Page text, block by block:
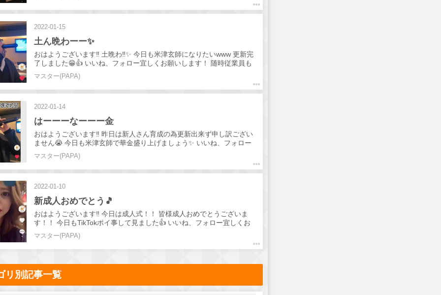
2022-01-15
土ん晩わーー✨
おはようございます‼️ 土晩わ‼️✨ 今日も米津玄師になりたいwww 更新完
了しました😁👍 いいね、フォロー宜しくお願いします！ 随時従業員も
募集してます！ 未経験歓迎 学生歓迎 ダブルワーク可 送迎あり カウン
ターで安心の接客！ 少しでも気になりましたらご連絡ください😁
マスター(PAPA)
2022-01-14
はーーーなーーー金
おはようございます‼️ 昨日は新人さん育成の為更新出来ず申し訳ござい
ません😭 今日も米津玄師で華金盛り上げましょう✨ いいね、フォロー
宜しくお願いします！ 随時従業員も募集してます！ 未経験歓迎 学生歓
迎 ダブルワーク可 送迎あり カウンターで安心の接客！ 少しでも気にな
りましたらご連絡ください😁
マスター(PAPA)
2022-01-10
新成人おめでとう🎵
おはようございます‼️ 今日は成人式！！ 皆様成人おめでとうございま
す！！ 今日もTikTokポイ事して見ました👍 いいね、フォロー宜しくお
願いします！ 随時従業員も募集してます！ 未経験歓迎 学生歓迎 ダブル
ワーク可 送迎あり カウンターで安心の接客！ 少しでも気になりました
らご連絡ください😁
マスター(PAPA)
リ別記事一覧